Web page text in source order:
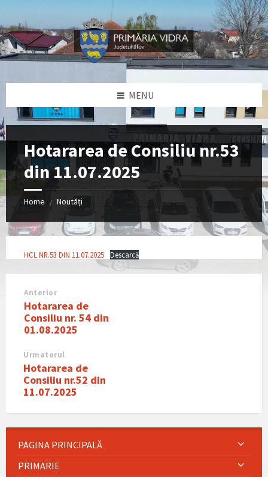
content
left
sidebar
right
sidebar
footer
MENU
Hotararea de Consiliu nr.53
din 11.07.2025
Home / Noutăți
HCL NR.53 DIN 11.07.2025 Descarcă
Anterior
Hotararea de
Consiliu nr. 54 din
01.08.2025
Urmatorul
Hotararea de
Consiliu nr.52 din
11.07.2025
PAGINA PRINCIPALĂ
PRIMARIE